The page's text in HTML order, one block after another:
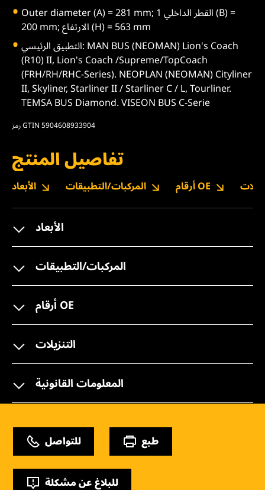
Outer diameter (A) = 281 mm; القطر الداخلي 1 (B) =
200 mm; الارتفاع (H) = 563 mm
التطبيق الرئيسي: MAN BUS (NEOMAN) Lion's Coach
(R10) II, Lion's Coach /Supreme/TopCoach
(FRH/RH/RHC-Series). NEOPLAN (NEOMAN) Cityliner
II, Skyliner, Starliner II / Starliner C / L, Tourliner.
TEMSA BUS Diamond. VISEON BUS C-Serie
رمز GTIN 5904608933904
تفاصيل المنتج
الأبعاد المركبات/التطبيقات أرقام OE
الأبعاد
المركبات/التطبيقات
أرقام OE
التنزيلات
المعلومات القانونية
للتواصل طبع
للبلاغ عن مشكلة